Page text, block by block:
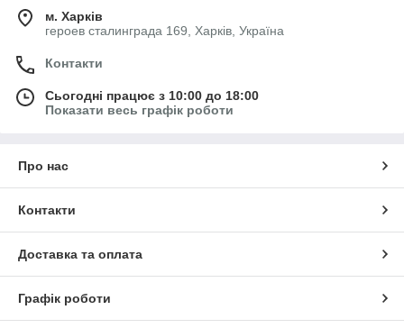
м. Харків
героев сталинграда 169, Харків, Україна
Контакти
Сьогодні працює з 10:00 до 18:00
Показати весь графік роботи
Про нас
Контакти
Доставка та оплата
Графік роботи